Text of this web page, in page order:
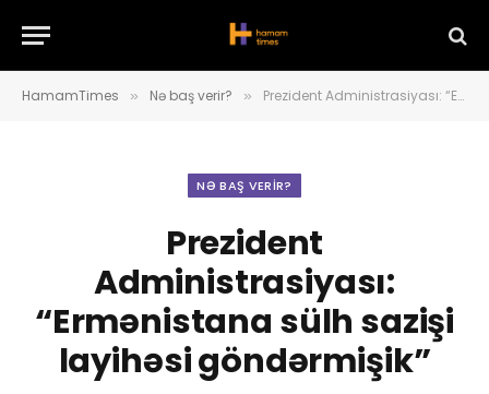
HamamTimes » Nə baş verir? » Prezident Administrasiyası: “Ermənistana sülh sazişi layihəsi göndərmişik”
NƏ BAŞ VERIR?
Prezident
Administrasiyası:
“Ermənistana sülh sazişi
layihəsi göndərmişik”